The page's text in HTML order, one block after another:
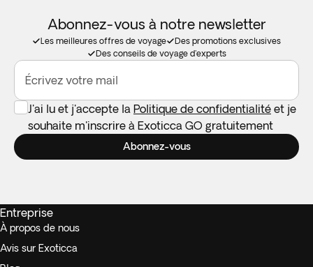
Abonnez-vous à notre newsletter
Les meilleures offres de voyage
Des promotions exclusives
Des conseils de voyage d'experts
Écrivez votre mail
J'ai lu et j'accepte la Politique de confidentialité et je
souhaite m'inscrire à Exoticca GO gratuitement
Abonnez-vous
Entreprise
À propos de nous
Avis sur Exoticca